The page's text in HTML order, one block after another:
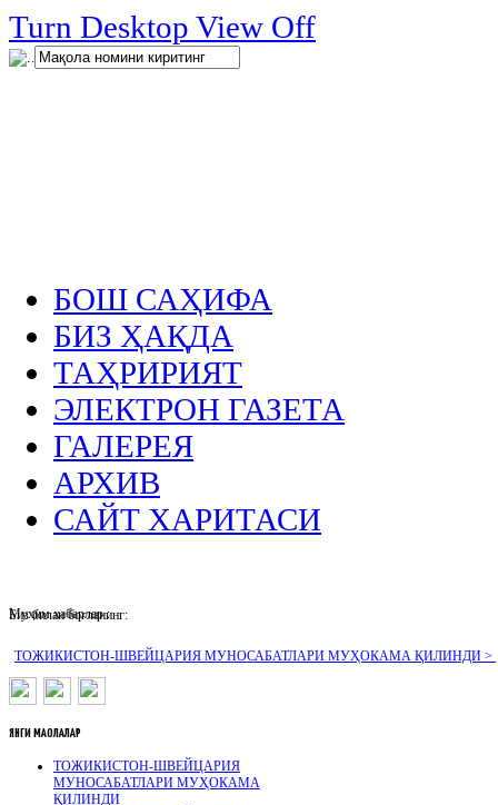
Turn Desktop View Off
.
БОШ САҲИФА
БИЗ ҲАҚДА
ТАҲРИРИЯТ
ЭЛЕКТРОН ГАЗЕТА
ГАЛЕРЕЯ
АРХИВ
САЙТ ХАРИТАСИ
Муҳим хабарлар :
ТОЖИКИСТОН-ШВЕЙЦАРИЯ МУНОСАБАТЛАРИ МУҲОКАМА ҚИЛИНДИ >
Биз билан боғланинг:
ЯНГИ МАҚОЛАЛАР
ТОЖИКИСТОН-ШВЕЙЦАРИЯ
МУНОСАБАТЛАРИ МУҲОКАМА
ҚИЛИНДИ